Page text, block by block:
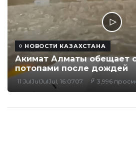
НОВОСТИ КАЗАХСТАНА
Акимат Алматы обещает
потопами после дождей
11 JulJulJulJul, 16:0707 3,996